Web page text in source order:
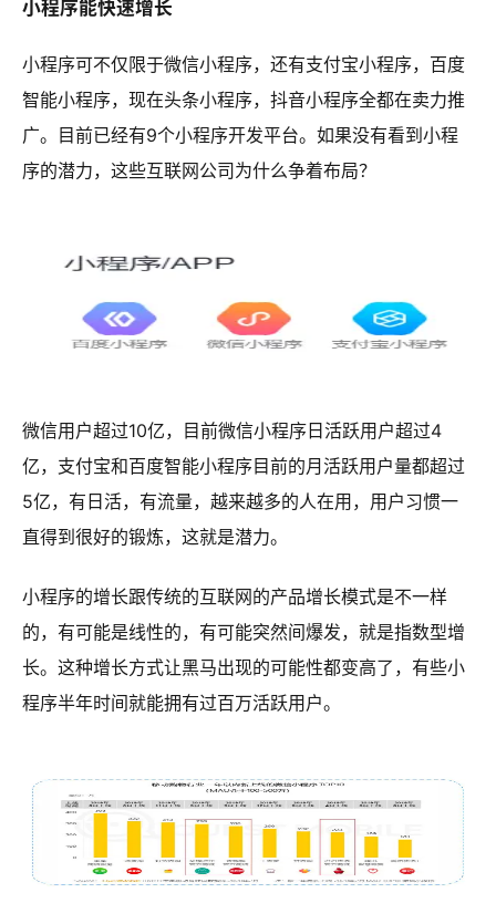
小程序能快速增长
小程序可不仅限于微信小程序，还有支付宝小程序，百度
智能小程序，现在头条小程序，抖音小程序全都在卖力推
广。目前已经有9个小程序开发平台。如果没有看到小程
序的潜力，这些互联网公司为什么争着布局？
微信用户超过10亿，目前微信小程序日活跃用户超过4
亿，支付宝和百度智能小程序目前的月活跃用户量都超过
5亿，有日活，有流量，越来越多的人在用，用户习惯一
直得到很好的锻炼，这就是潜力。
小程序的增长跟传统的互联网的产品增长模式是不一样
的，有可能是线性的，有可能突然间爆发，就是指数型增
长。这种增长方式让黑马出现的可能性都变高了，有些小
程序半年时间就能拥有过百万活跃用户。